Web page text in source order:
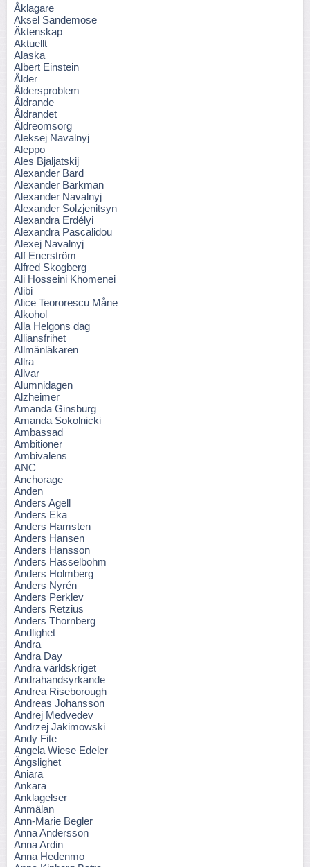
Åklagare
Aksel Sandemose
Äktenskap
Aktuellt
Alaska
Albert Einstein
Ålder
Åldersproblem
Åldrande
Åldrandet
Äldreomsorg
Aleksej Navalnyj
Aleppo
Ales Bjaljatskij
Alexander Bard
Alexander Barkman
Alexander Navalnyj
Alexander Solzjenitsyn
Alexandra Erdélyi
Alexandra Pascalidou
Alexej Navalnyj
Alf Enerström
Alfred Skogberg
Ali Hosseini Khomenei
Alibi
Alice Teororescu Måne
Alkohol
Alla Helgons dag
Alliansfrihet
Allmänläkaren
Allra
Allvar
Alumnidagen
Alzheimer
Amanda Ginsburg
Amanda Sokolnicki
Ambassad
Ambitioner
Ambivalens
ANC
Anchorage
Anden
Anders Agell
Anders Eka
Anders Hamsten
Anders Hansen
Anders Hansson
Anders Hasselbohm
Anders Holmberg
Anders Nyrén
Anders Perklev
Anders Retzius
Anders Thornberg
Andlighet
Andra
Andra Day
Andra världskriget
Andrahandsyrkande
Andrea Riseborough
Andreas Johansson
Andrej Medvedev
Andrzej Jakimowski
Andy Fite
Angela Wiese Edeler
Ängslighet
Aniara
Ankara
Anklagelser
Anmälan
Ann-Marie Begler
Anna Andersson
Anna Ardin
Anna Hedenmo